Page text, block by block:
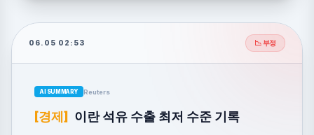
06.05 02:53 📉 부정
AI SUMMARY Reuters
[경제] 이란 석유 수출 최저 수준 기록